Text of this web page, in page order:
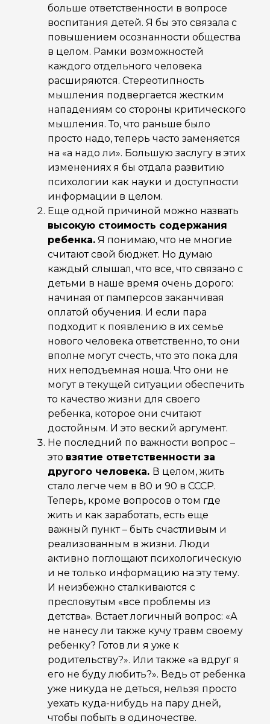
больше ответственности в вопросе
воспитания детей. Я бы это связала с
повышением осознанности общества
в целом. Рамки возможностей
каждого отдельного человека
расширяются. Стереотипность
мышления подвергается жестким
нападениям со стороны критического
мышления. То, что раньше было
просто надо, теперь часто заменяется
на «а надо ли». Большую заслугу в этих
изменениях я бы отдала развитию
психологии как науки и доступности
информации в целом.
Еще одной причиной можно назвать
высокую стоимость содержания
ребенка. Я понимаю, что не многие
считают свой бюджет. Но думаю
каждый слышал, что все, что связано с
детьми в наше время очень дорого:
начиная от памперсов заканчивая
оплатой обучения. И если пара
подходит к появлению в их семье
нового человека ответственно, то они
вполне могут счесть, что это пока для
них неподъемная ноша. Что они не
могут в текущей ситуации обеспечить
то качество жизни для своего
ребенка, которое они считают
достойным. И это веский аргумент.
Не последний по важности вопрос –
это взятие ответственности за
другого человека. В целом, жить
стало легче чем в 80 и 90 в СССР.
Теперь, кроме вопросов о том где
жить и как заработать, есть еще
важный пункт – быть счастливым и
реализованным в жизни. Люди
активно поглощают психологическую
и не только информацию на эту тему.
И неизбежно сталкиваются с
пресловутым «все проблемы из
детства». Встает логичный вопрос: «А
не нанесу ли также кучу травм своему
ребенку? Готов ли я уже к
родительству?». Или также «а вдруг я
его не буду любить?». Ведь от ребенка
уже никуда не деться, нельзя просто
уехать куда-нибудь на пару дней,
чтобы побыть в одиночестве.